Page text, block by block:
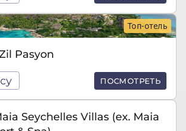
Топ-отель
Pasyon
ПОСМОТРЕТЬ
Seychelles Villas (ex. Maia